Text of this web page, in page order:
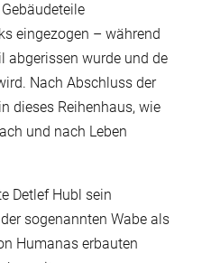
äudeteile
eingezogen – während
abgerissen wurde und de
Nach Abschluss der
dieses Reihenhaus, wie
und nach Leben
Detlef Hubl sein
sogenannten Wabe als
Humanas erbauten